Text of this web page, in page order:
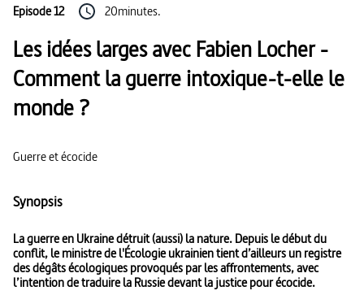
Episode 12 20minutes.
Les idées larges avec Fabien Locher -
Comment la guerre intoxique-t-elle le
monde ?
Guerre et écocide
Synopsis
La guerre en Ukraine détruit (aussi) la nature. Depuis le début du
conflit, le ministre de l'Écologie ukrainien tient d’ailleurs un registre
des dégâts écologiques provoqués par les affrontements, avec
l’intention de traduire la Russie devant la justice pour écocide.